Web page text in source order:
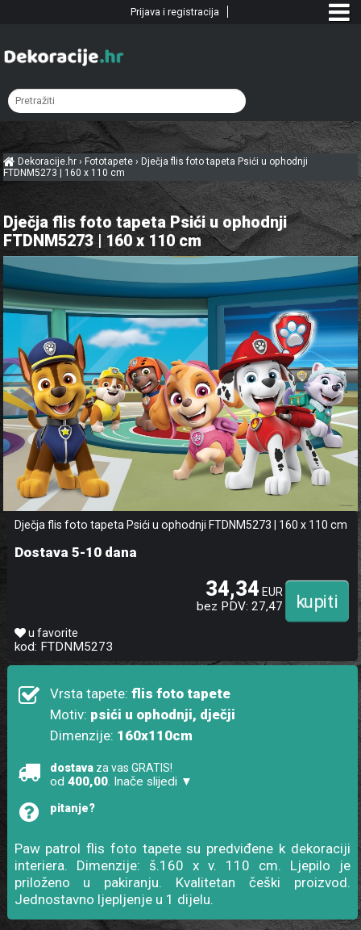
Dekoracije.hr› Fototapete › Dječja flis foto tapeta Psići u ophodnji
FTDNM5273 | 160 x 110 cm
Dječja flis foto tapeta Psići u ophodnji
FTDNM5273 | 160 x 110 cm
Dječja flis foto tapeta Psići u ophodnji FTDNM5273 | 160 x 110 cm
Dostava 5-10 dana
34,34 EUR
bez PDV: 27,47
u favorite
kod: FTDNM5273
Vrsta tapete:flis foto tapete
Motiv: psići u ophodnji, dječji
Dimenzije: 160x110cm
dostava za vas GRATIS!
od400,00. Inače slijedi ▼
pitanje?
Paw patrol flis foto tapete su predviđene k dekoraciji
interiera. Dimenzije: š.160 x v. 110 cm. Ljepilo je
priloženo u pakiranju. Kvalitetan češki proizvod.
Jednostavno ljepljenje u 1 dijelu.
Prijava i registracija